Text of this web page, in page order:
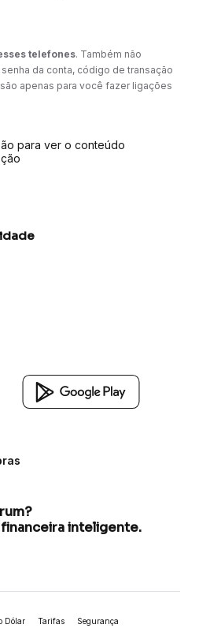
telefones. Também não
da conta, código de transação
apenas para você fazer ligações
para ver o conteúdo
inteligente.
Dólar Tarifas Segurança